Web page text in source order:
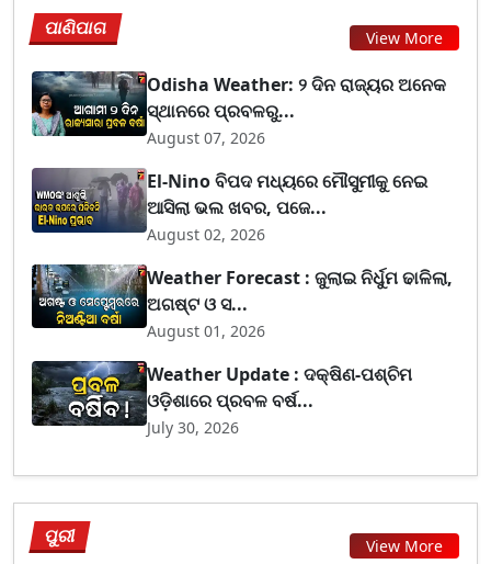
ପାଣିପାଗ View More
Odisha Weather: ୨ ଦିନ ରାଜ୍ୟର ଅନେକ
ସ୍ଥାନରେ ପ୍ରବଳରୁ...
August 07, 2026
El-Nino ବିପଦ ମଧ୍ୟରେ ମୌସୁମୀକୁ ନେଇ
ଆସିଲା ଭଲ ଖବର, ପଜେ...
August 02, 2026
Weather Forecast : ଜୁଲାଇ ନିର୍ଧୁମ ଢାଳିଲା,
ଅଗଷ୍ଟ ଓ ସ...
August 01, 2026
Weather Update : ଦକ୍ଷିଣ-ପଶ୍ଚିମ
ଓଡ଼ିଶାରେ ପ୍ରବଳ ବର୍ଷ...
July 30, 2026
ପୁରୀ View More